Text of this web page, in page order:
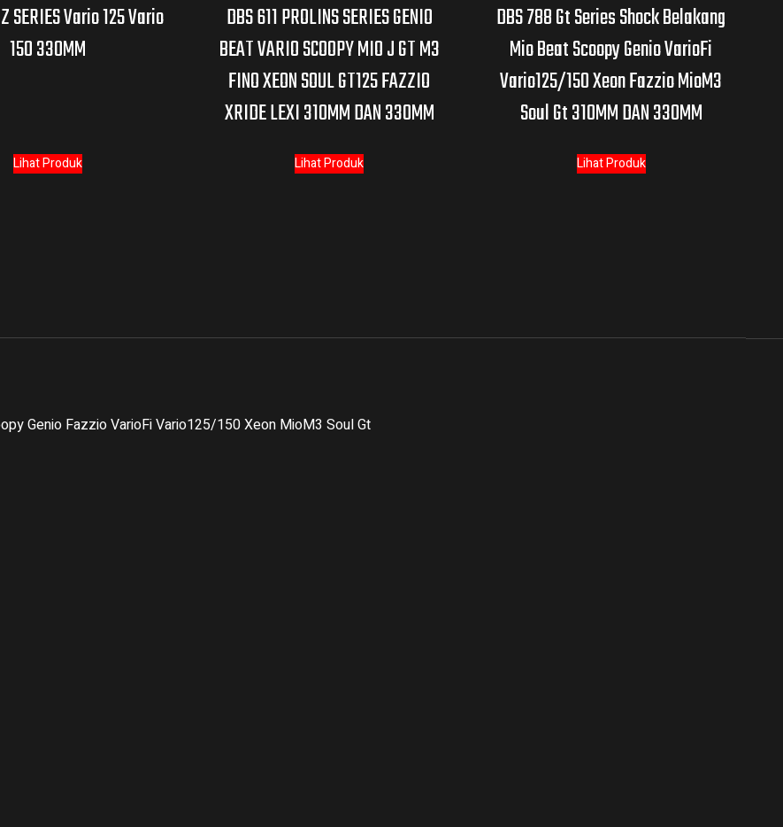
SERIES Vario 125 Vario
150 330MM
Lihat Produk
DBS 611 PROLINS SERIES GENIO
BEAT VARIO SCOOPY MIO J GT M3
FINO XEON SOUL GT125 FAZZIO
XRIDE LEXI 310MM DAN 330MM
Lihat Produk
DBS 788 Gt Series Shock Belakang
Mio Beat Scoopy Genio VarioFi
Vario125/150 Xeon Fazzio MioM3
Soul Gt 310MM DAN 330MM
Lihat Produk
Genio Fazzio VarioFi Vario125/150 Xeon MioM3 Soul Gt